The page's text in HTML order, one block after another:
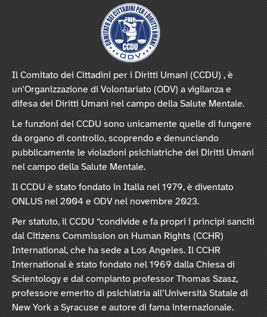
Il Comitato dei Cittadini per i Diritti Umani (CCDU) , è
un'Organizzazione di Volontariato (ODV) a vigilanza e
difesa dei Diritti Umani nel campo della Salute Mentale.
Le funzioni del CCDU sono unicamente quelle di fungere
da organo di controllo, scoprendo e denunciando
pubblicamente le violazioni psichiatriche dei Diritti Umani
nel campo della Salute Mentale.
Il CCDU è stato fondato in Italia nel 1979, è diventato
ONLUS nel 2004 e ODV nel novembre 2023.
Per statuto, il CCDU “condivide e fa propri i principi sanciti
dal Citizens Commission on Human Rights (CCHR)
International, che ha sede a Los Angeles. Il CCHR
International è stato fondato nel 1969 dalla Chiesa di
Scientology e dal compianto professor Thomas Szasz,
professore emerito di psichiatria all’Università Statale di
New York a Syracuse e autore di fama internazionale.